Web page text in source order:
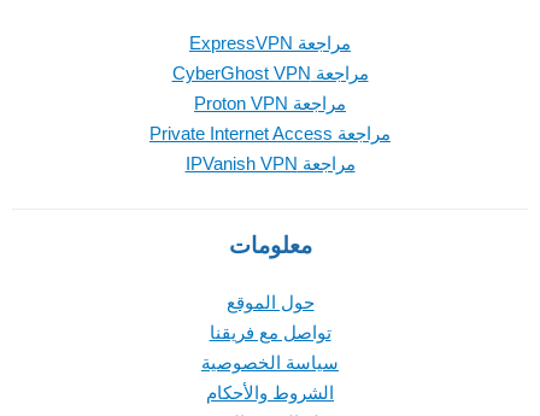
مراجعة ExpressVPN
مراجعة CyberGhost VPN
مراجعة Proton VPN
مراجعة Private Internet Access
مراجعة IPVanish VPN
معلومات
حول الموقع
تواصل مع فريقنا
سياسة الخصوصية
الشروط والأحكام